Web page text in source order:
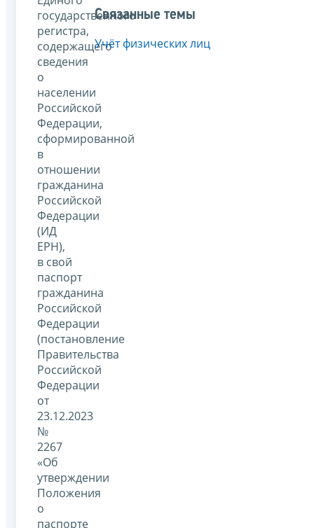
государственного
регистра,
содержащего
сведения
о
населении
Российской
Федерации,
сформированной
в
отношении
гражданина
Российской
Федерации
(ИД
ЕРН),
в свой
паспорт
гражданина
Российской
Федерации
(постановление
Правительства
Российской
Федерации
от
23.12.2023
№
2267
«Об
утверждении
Положения
о
паспорте
Связанные темы
Учёт физических лиц